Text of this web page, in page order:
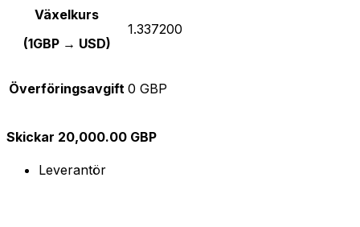
Växelkurs
(1GBP → USD)
1.337200
Överföringsavgift 0 GBP
Skickar 20,000.00 GBP
Leverantör